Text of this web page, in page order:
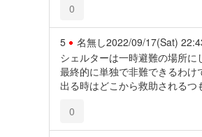
0
5 名無し2022/09/17(Sat)
シェルターは一時避難の場所に
最終的に単独で非難できるわけ
出る時はどこから救助されるつ
0